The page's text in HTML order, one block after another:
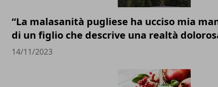
“La malasanità pugliese ha ucciso mia
di un figlio che descrive una realtà
14/11/2023